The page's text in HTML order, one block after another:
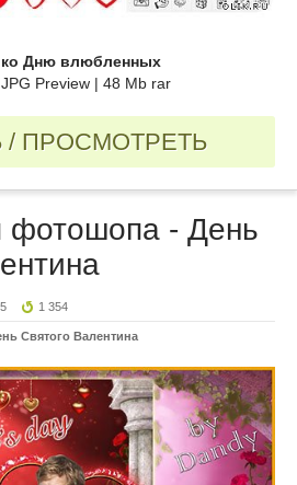
ко Дню влюбленных
Preview | 48 Mb rar
/ ПРОСМОТРЕТЬ
фотошопа - День
1 354
Святого Валентина